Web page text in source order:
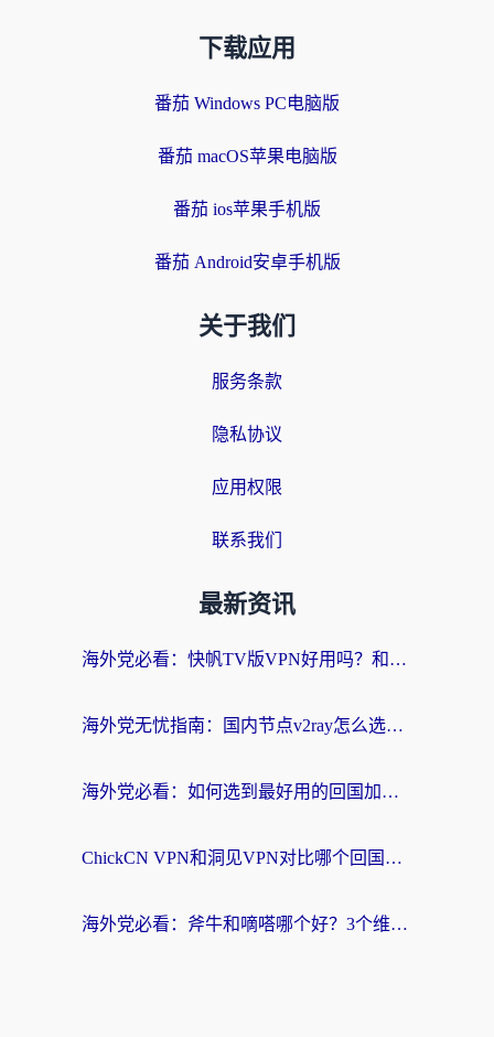
下载应用
番茄 Windows PC电脑版
番茄 macOS苹果电脑版
番茄 ios苹果手机版
番茄 Android安卓手机版
关于我们
服务条款
隐私协议
应用权限
联系我们
最新资讯
海外党必看：快帆TV版VPN好用吗？和快游VPN对比哪个回国效果更好？附实用避坑指南
海外党无忧指南：国内节点v2ray怎么选？一键回国VPN+多场景实测帮你避坑
海外党必看：如何选到最好用的回国加速器？从节点到售后的全维度指南
ChickCN VPN和洞见VPN对比哪个回国效果更好？海外党亲测3款加速器+避坑指南
海外党必看：斧牛和嘀嗒哪个好？3个维度教你选对回国加速器